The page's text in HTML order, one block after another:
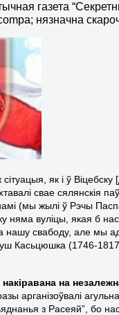
газета
нязначна
як і ў
свае сялянскія
(мы жылі ў Рэчы
няма вуліцы, якая б
нашу свабоду, але мы
Касьцюшка (1746-1817
на
арганізоўвалі
з Расеяй”, бо